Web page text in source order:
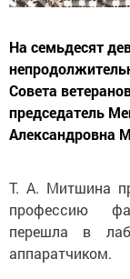
На семьдесят
Совета
председатель
Александровна
Т. А. Митшина
профессию
перешла в
аппаратчиком.